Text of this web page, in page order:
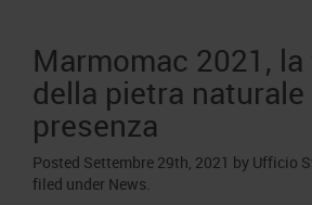
Marmomac 2021,
della pietra
presenza
Posted Settembre 29th, 2021 by Ufficio
filed under News.